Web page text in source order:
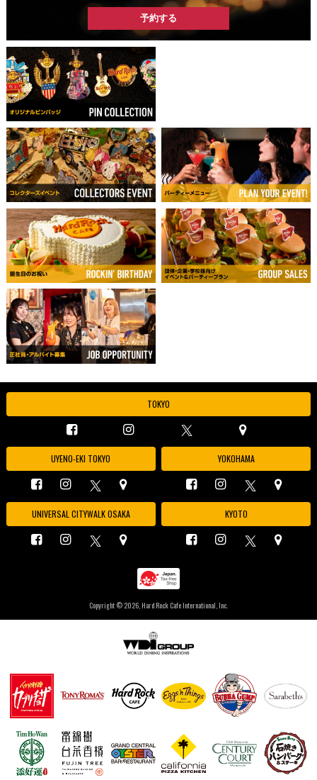
TOKYO
UYENO-EKI TOKYO YOKOHAMA
UNIVERSAL CITYWALK OSAKA KYOTO
Copyright © 2026, Hard Rock Cafe International, Inc.